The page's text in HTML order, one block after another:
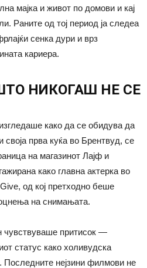
мајка и живот по домови и кај
Раните од тој период ја следеа
сенка дури и врз
кариера.
НИКОГАШ НЕ СЕ
како да се обидува да
своја прва куќа во Брентвуд, се
на магазинот Лајф и
како главна актерка во
од кој претходно беше
на снимањата.
чувствуваше притисок —
статус како холивудска
нејзини филмови не